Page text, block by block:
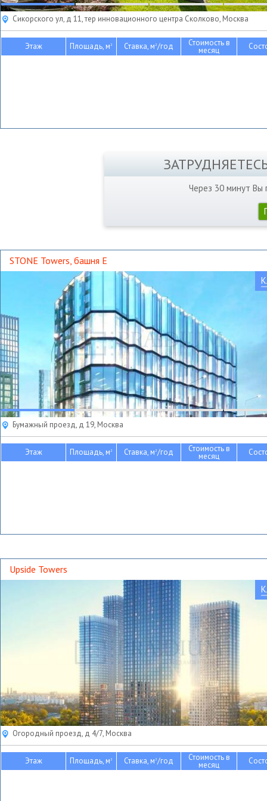
Сикорского ул, д 11, тер инновационного центра Сколково, Москва
Этаж Площадь, м2 Ставка, м2/год Стоимость в
месяц
Через 30 минут Вы
STONE Towers, башня Е
Бумажный проезд, д 19, Москва
Этаж Площадь, м2 Ставка, м2/год Стоимость в
месяц
Upside Towers
Огородный проезд, д 4/7, Москва
Этаж Площадь, м2 Ставка, м2/год Стоимость в
месяц